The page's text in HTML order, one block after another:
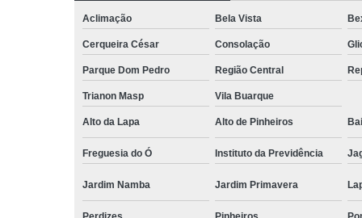
Aclimação Bela Vista
Cerqueira César Consolação
Parque Dom Pedro Região Central
Trianon Masp Vila Buarque
Alto da Lapa Alto de Pinheiros
Freguesia do Ó Instituto da Previdência
Jardim Namba Jardim Primavera